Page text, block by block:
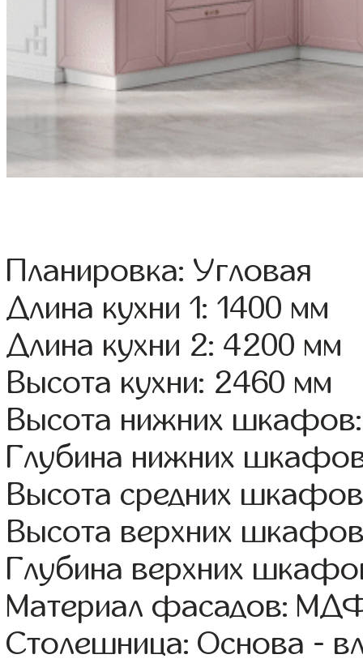
Планировка: Угловая
Длина кухни 1: 1400 мм
Длина кухни 2: 4200 мм
Высота кухни: 2460 мм
Высота нижних
Глубина нижних
Высота средних
Высота верхних
Глубина верхних
Материал фасадов:
Столешница: Основа -